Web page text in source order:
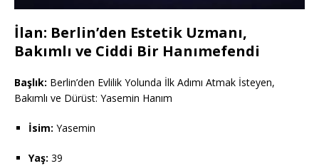
İlan: Berlin’den Estetik Uzmanı,
Bakımlı ve Ciddi Bir Hanımefendi
Başlık: Berlin’den Evlilik Yolunda İlk Adımı Atmak İsteyen,
Bakımlı ve Dürüst: Yasemin Hanım
İsim: Yasemin
Yaş: 39